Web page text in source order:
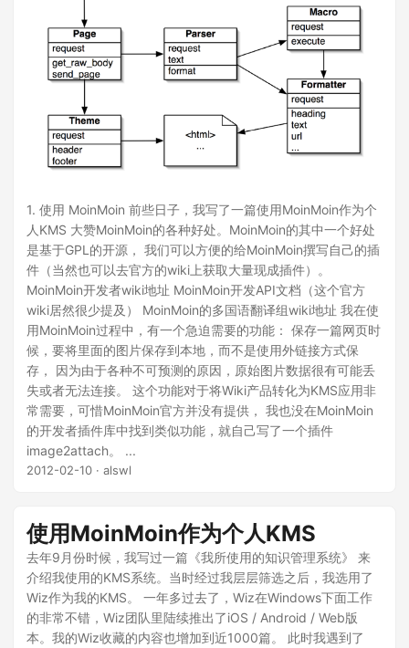
1. 使用 MoinMoin 前些日子，我写了一篇使用MoinMoin作为个
人KMS 大赞MoinMoin的各种好处。MoinMoin的其中一个好处
是基于GPL的开源， 我们可以方便的给MoinMoin撰写自己的插
件（当然也可以去官方的wiki上获取大量现成插件）。
MoinMoin开发者wiki地址 MoinMoin开发API文档（这个官方
wiki居然很少提及） MoinMoin的多国语翻译组wiki地址 我在使
用MoinMoin过程中，有一个急迫需要的功能： 保存一篇网页时
候，要将里面的图片保存到本地，而不是使用外链接方式保
存， 因为由于各种不可预测的原因，原始图片数据很有可能丢
失或者无法连接。 这个功能对于将Wiki产品转化为KMS应用非
常需要，可惜MoinMoin官方并没有提供， 我也没在MoinMoin
的开发者插件库中找到类似功能，就自己写了一个插件
image2attach。 ...
2012-02-10 · alswl
使用MoinMoin作为个人KMS
去年9月份时候，我写过一篇《我所使用的知识管理系统》 来
介绍我使用的KMS系统。当时经过我层层筛选之后，我选用了
Wiz作为我的KMS。 一年多过去了，Wiz在Windows下面工作
的非常不错，Wiz团队里陆续推出了iOS / Android / Web版
本。我的Wiz收藏的内容也增加到近1000篇。 此时我遇到了